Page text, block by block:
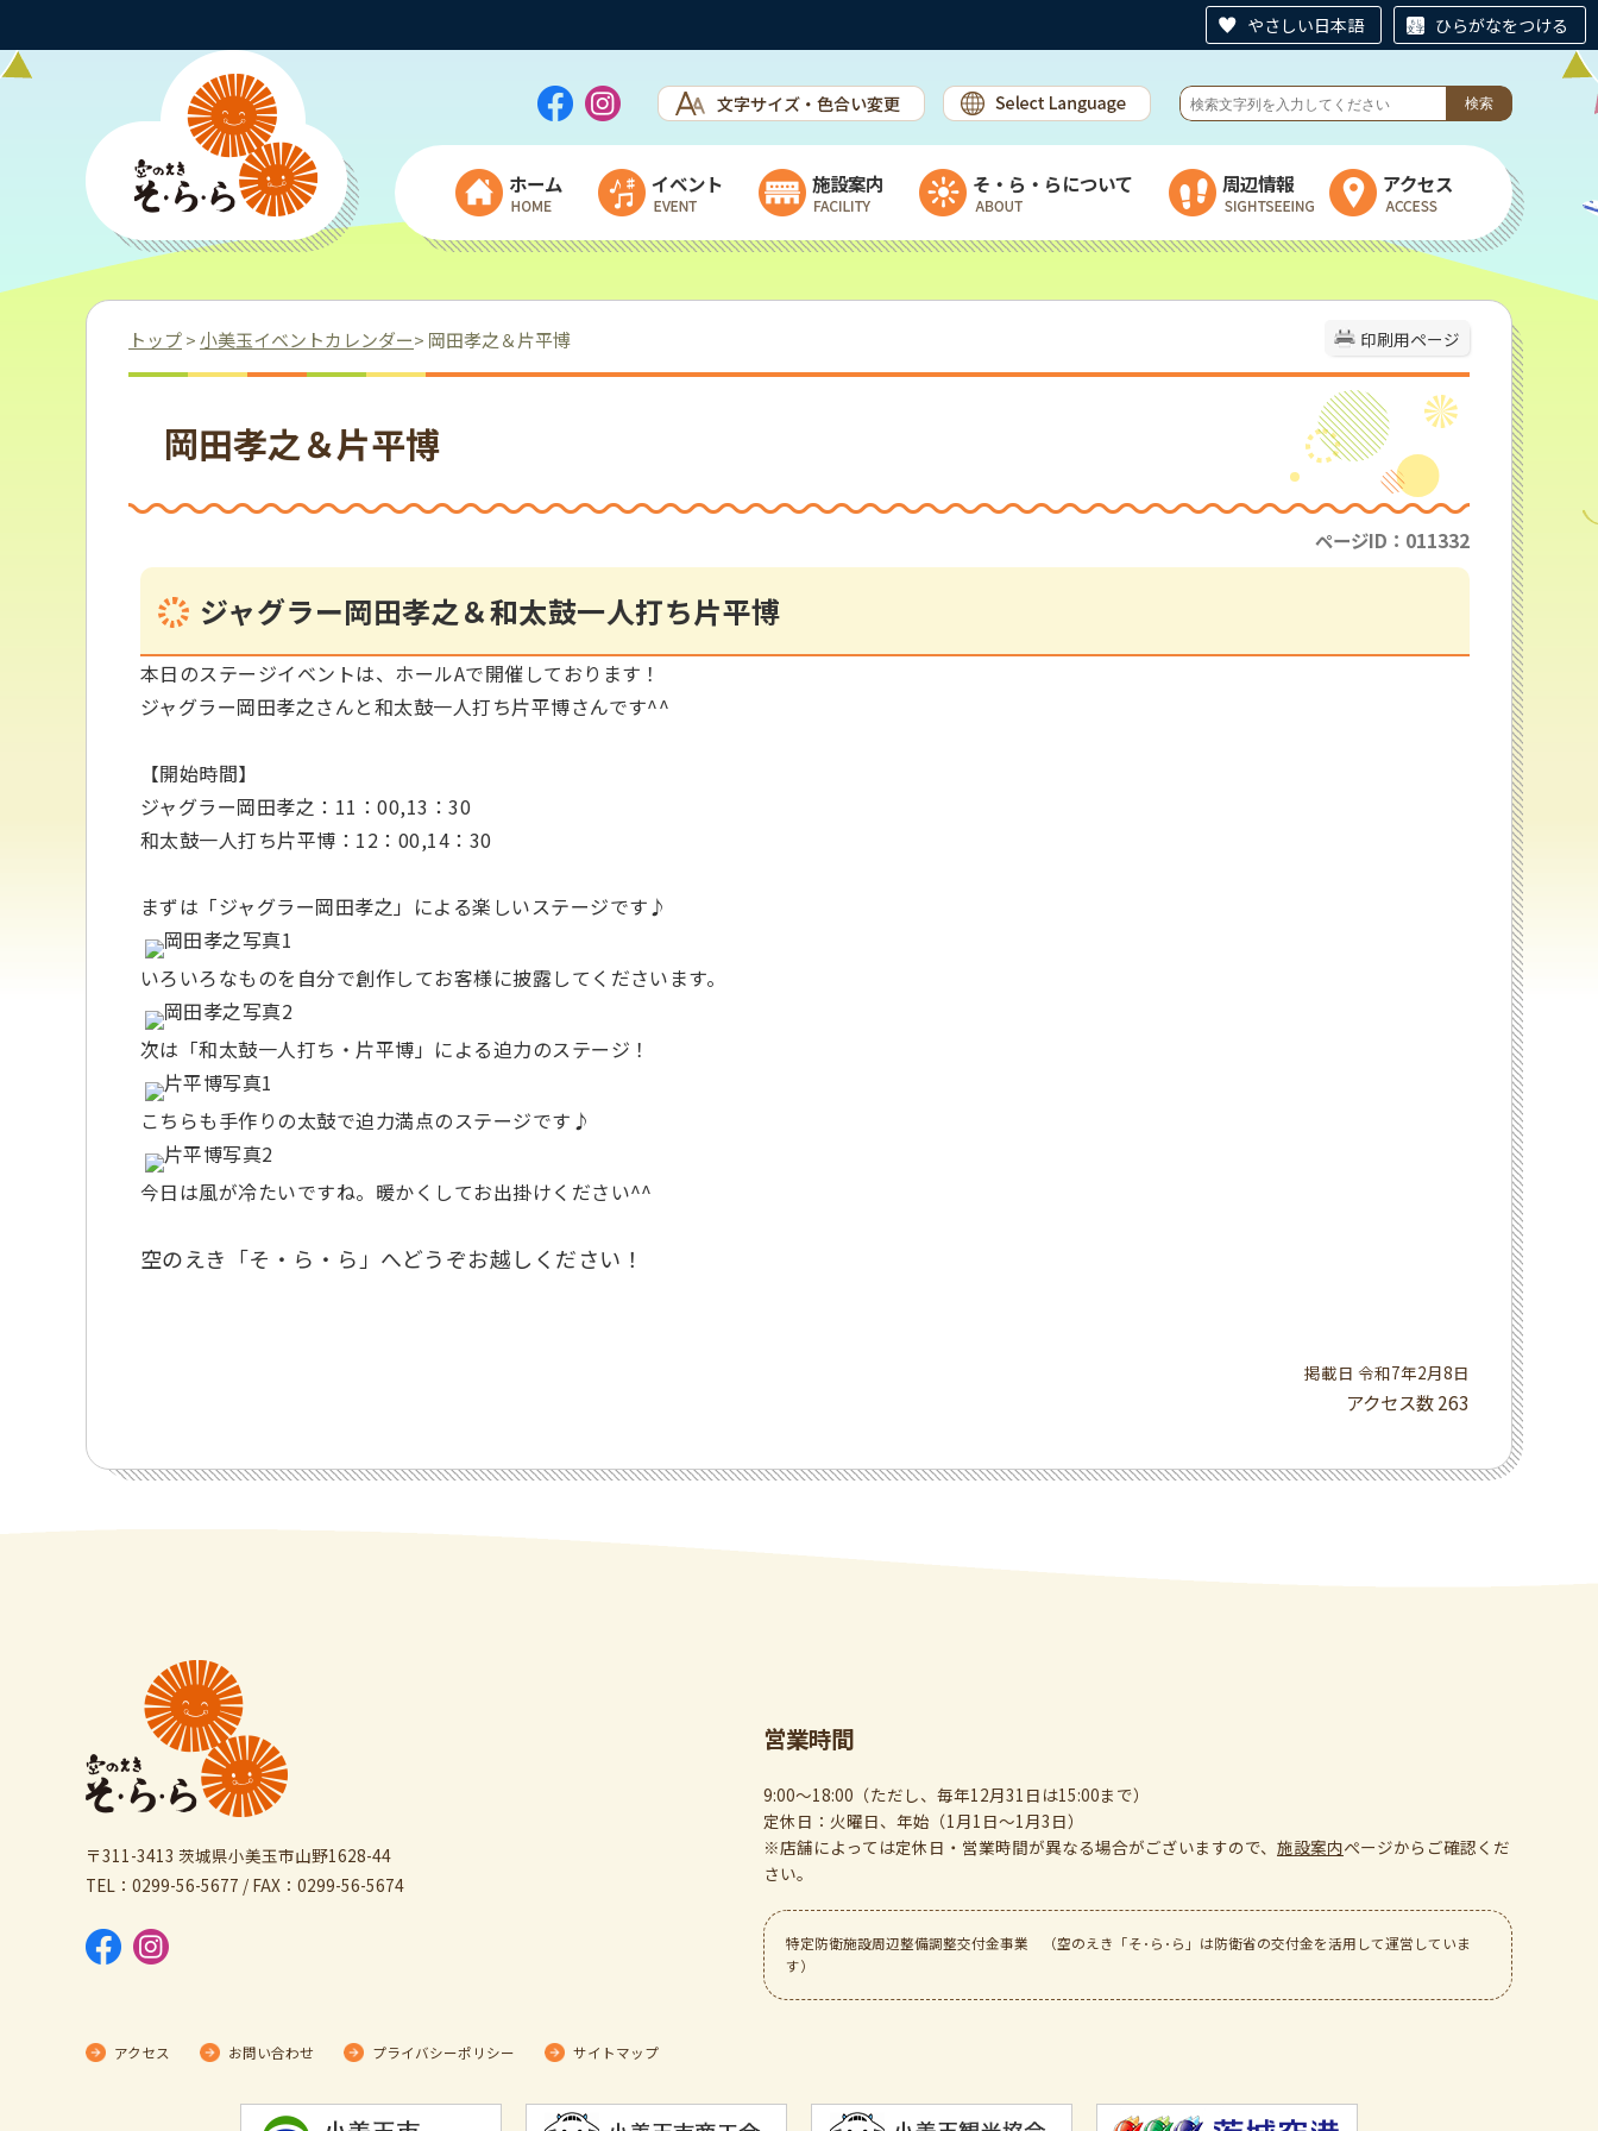
やさしい日本語 ひらがなをつける
ホーム イベント 施設案内
乳製品加工施設＆ヨーグルトハウス
そ・ら・らについて 周辺情報 アクセス
印刷用ページ
トップ> 小美玉イベントカレンダー> 岡田孝之＆片平博
岡田孝之＆片平博
ページID：011332
ジャグラー岡田孝之＆和太鼓一人打ち片平博
本日のステージイベントは、ホールAで開催しております！
ジャグラー岡田孝之さんと和太鼓一人打ち片平博さんです^^
【開始時間】
ジャグラー岡田孝之：11：00,13：30
和太鼓一人打ち片平博：12：00,14：30
まずは「ジャグラー岡田孝之」による楽しいステージです♪
いろいろなものを自分で創作してお客様に披露してくださいます。
次は「和太鼓一人打ち・片平博」による迫力のステージ！
こちらも手作りの太鼓で迫力満点のステージです♪
今日は風が冷たいですね。暖かくしてお出掛けください^^
空のえき「そ・ら・ら」へどうぞお越しください！
掲載日 令和7年2月8日
アクセス数263
〒311-3413 茨城県小美玉市山野1628-44
TEL：0299-56-5677 / FAX：0299-56-5674
営業時間
9:00～18:00（ただし、毎年12月31日は15:00まで）
定休日：火曜日、年始（1月1日～1月3日）
※店舗によっては定休日・営業時間が異なる場合がございますので、 施設案内ぺージからご確認くだ
さい。
特定防衛施設周辺整備調整交付金事業 （空のえき「そ･ら･ら」は防衛省の交付金を活用して運営していま
す）
アクセス お問い合わせ プライバシーポリシー サイトマップ